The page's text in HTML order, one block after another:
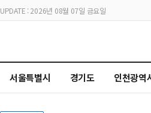
UPDATE : 2026년 08월 07일 금요일
서울특별시 경기도 인천광역